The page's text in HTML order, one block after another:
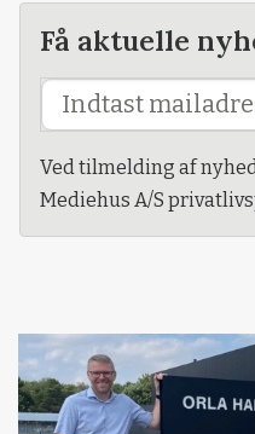
Få aktuelle
Ved tilmelding af
Mediehus A/S